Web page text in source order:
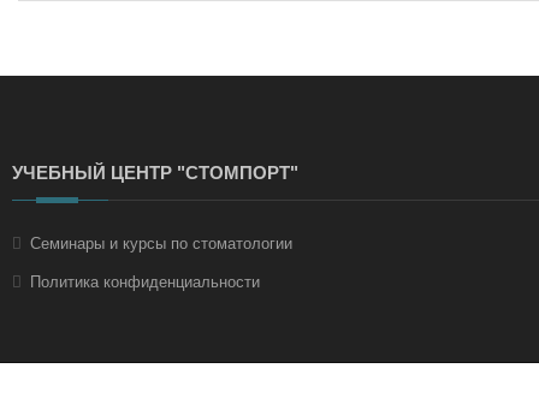
УЧЕБНЫЙ ЦЕНТР "СТОМПОРТ"
Семинары и курсы по стоматологии
Политика конфиденциальности